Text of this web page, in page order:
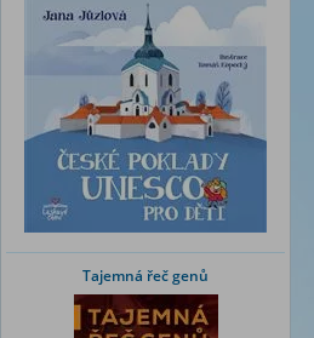
Tajemná řeč genů